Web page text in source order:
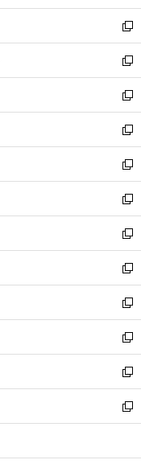
開
く
ウ
で
開
く
ン
ド
ウ
で
開
く
ウ
ィ
ン
ド
ウ
で
開
く
新
し
い
ウ
ィ
ン
ド
ウ
で
開
く
新
し
い
ウ
ィ
ン
ド
ウ
で
開
く
新
し
い
ウ
ィ
ン
ド
ウ
で
開
く
新
し
い
ウ
ィ
ン
ド
ウ
で
開
く
新
し
い
ウ
ィ
ン
ド
ウ
で
開
く
新
し
い
ウ
ィ
ン
ド
ウ
で
開
く
新
し
い
ウ
ィ
ン
ド
ウ
で
開
く
新
し
い
ウ
ィ
ン
ド
ウ
で
開
新
し
い
ウ
ィ
ン
ド
ウ
開
新
し
い
ウ
ィ
ン
ウ
新
し
い
ウ
ン
新
し
ウ